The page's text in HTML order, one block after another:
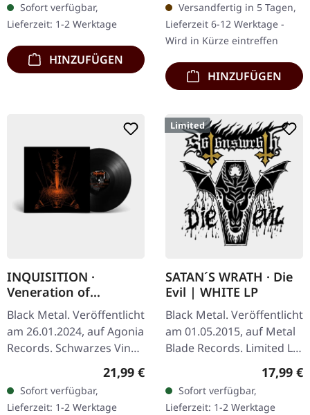
limitiert auf 500 Stück. In
der Welt des…
Sofort verfügbar,
Lieferzeit: 1-2 Werktage
HINZUFÜGEN
Wiederveröffentlichung,
remastered. Mann, was
für…
Versandfertig in 5 Tagen,
Lieferzeit 6-12 Werktage -
Wird in Kürze eintreffen
HINZUFÜGEN
INQUISITION ·
Veneration of
Medieval Mysticism
and Cosmological
Violence | BLACK LP
Black Metal. Veröffentlicht
am 26.01.2024, auf Agonia
Records. Schwarzes Vinyl
Inquisition liefert mit
"Veneration of Medieval…
Regulärer Preis:
21,99 €
Sofort verfügbar,
Lieferzeit: 1-2 Werktage
Limited
SATAN´S WRATH · Die
Evil | WHITE LP
Black Metal. Veröffentlicht
am 01.05.2015, auf Metal
Blade Records. Limited LP
in 180g WHITE Vinyl incl.
Patch, ltd. 222 Satan's
Wrath machen keine…
17,99 €
Sofort verfügbar,
Lieferzeit: 1-2 Werktage